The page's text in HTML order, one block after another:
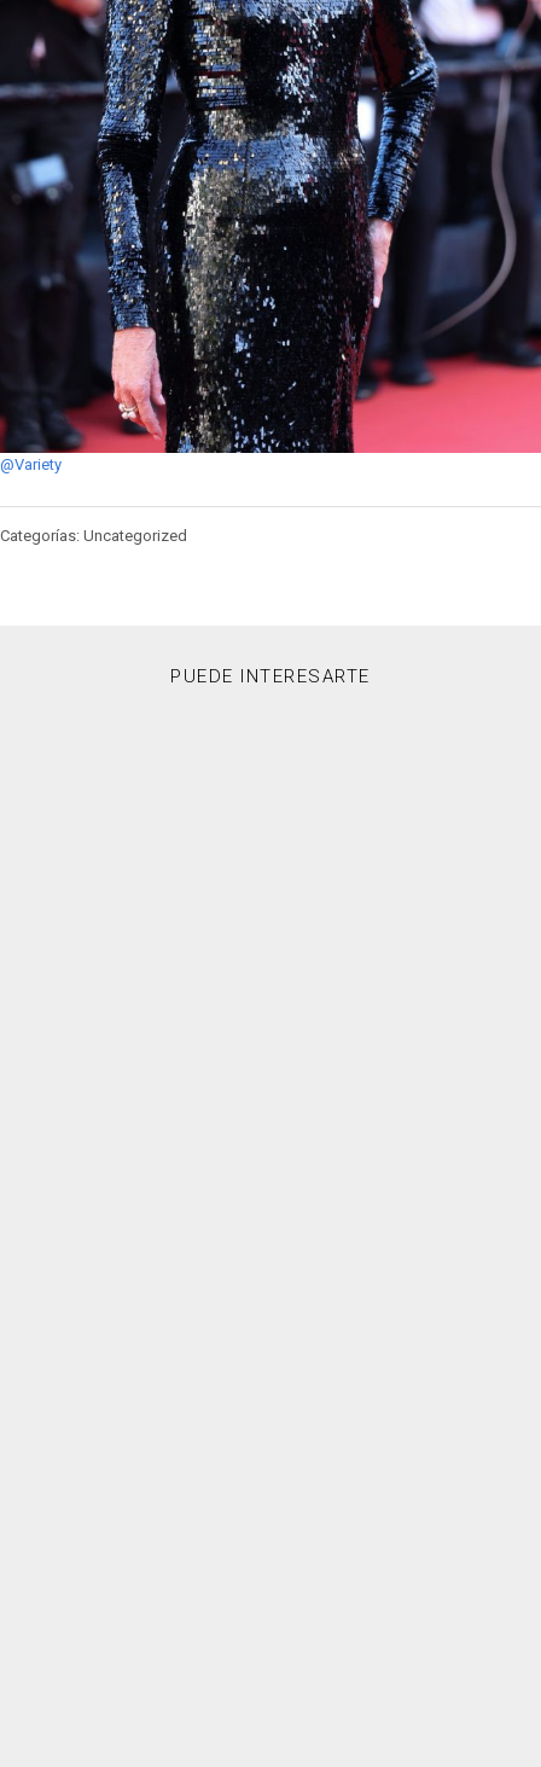
@Variety
Categorías: Uncategorized
PUEDE INTERESARTE